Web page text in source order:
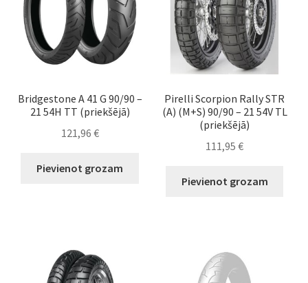
Bridgestone A 41 G 90/90 –
21 54H TT (priekšējā)
121,96 €
Pievienot grozam
Pirelli Scorpion Rally STR
(A) (M+S) 90/90 – 21 54V TL
(priekšējā)
111,95€
Pievienot grozam